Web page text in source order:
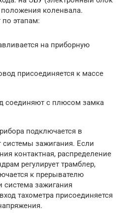
коленвала.
этапам:
на приборную
присоединяется к массе
соединяют с плюсом замка
подключается в
системы зажигания. Если
контактная, распределение
регулирует трамблер,
к прерывателю
система зажигания
тахометра присоединяется